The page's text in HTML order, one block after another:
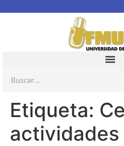
Etiqueta:
actividades